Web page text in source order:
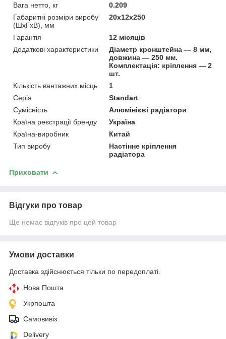
Вага нетто, кг
0.209
Габаритні розміри виробу
(ШхГхВ), мм
20х12х250
Гарантія
12 місяців
Додаткові характеристики
Діаметр кронштейна — 8 мм,
довжина — 250 мм.
Комплектація: кріплення — 2
шт.
Кількість вантажних місць
1
Серія
Standart
Сумісність
Алюмінієві радіатори
Країна реєстрації бренду
Україна
Країна-виробник
Китай
Тип виробу
Настінне кріплення
радіатора
Приховати
Відгуки про товар
Ще немає відгуків про цей товар
Умови доставки
Доставка здійснюється тільки по передоплаті.
Нова Пошта
Укрпошта
Самовивіз
Delivery